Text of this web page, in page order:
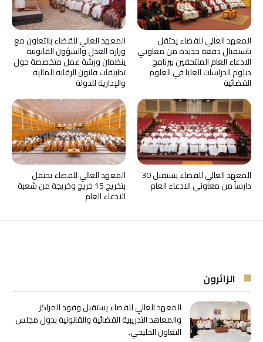
المعهد العالي للقضاء بالتعاون مع
وزارة العدل والشؤون القانونية
ينظمان ورشة عمل متخصصة حول
تطبيقات قانون الرقابة المالية
والإدارية للدولة
المعهد العالي للقضاء يحتفل
باستقبال دفعة جديدة من معاوني
الادعاء العام الملتحقين ببرنامج
دبلوم الدراسات العليا في العلوم
القضائية
المعهد العالي للقضاء يحتفل
بتخريج 15 خريج وخريجة من شعبة
الادعاء العام
المعهد العالي للقضاء يستقبل 30
دارساً من معاوني الادعاء العام
الزائرون
المعهد العالي للقضاء يستقبل وفود المراكز
والمعاهد التدريبية القضائية والقانونية بدول مجلس
التعاون الخليجي.